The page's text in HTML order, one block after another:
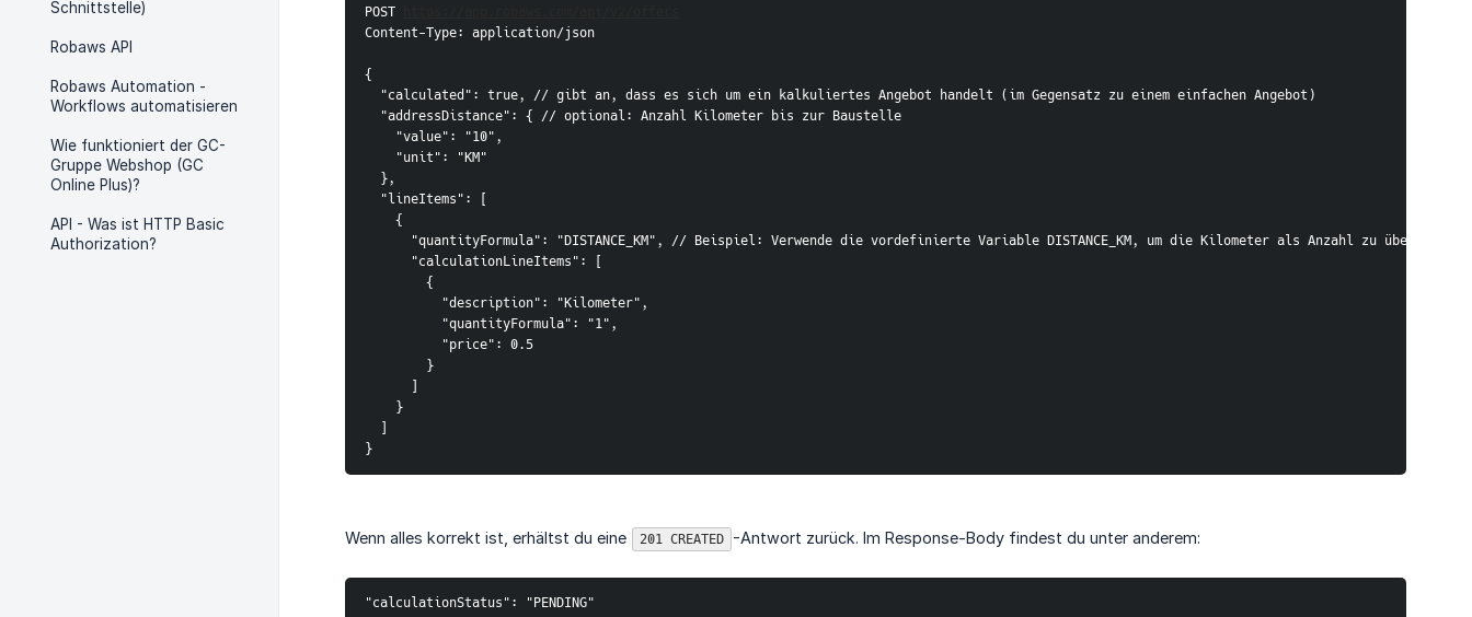
Schnittstelle)
Robaws API
Robaws Automation -
Workflows automatisieren
Wie funktioniert der GC-
Gruppe Webshop (GC
Online Plus)?
API - Was ist HTTP Basic
Authorization?
POST
Content-Type: application/json
{
  "calculated": true, // gibt an, dass es sich um ein kalkuliertes Angebot handelt (im Gegensatz zu einem einfachen Angebot)
  "addressDistance": { // optional: Anzahl Kilometer bis zur Baustelle
    "value": "10",
    "unit": "KM"
  },
  "lineItems": [
    {
      "quantityFormula": "DISTANCE_KM", // Beispiel: Verwende die vordefinierte Variable DISTANCE_KM, um die Kilometer als Anzahl zu übernehmen
      "calculationLineItems": [
        {
          "description": "Kilometer",
          "quantityFormula": "1",
          "price": 0.5
        }
      ]
    }
  ]
}
Wenn alles korrekt ist, erhältst du eine 201 CREATED -Antwort zurück. Im Response-Body findest du unter anderem:
"calculationStatus": "PENDING"